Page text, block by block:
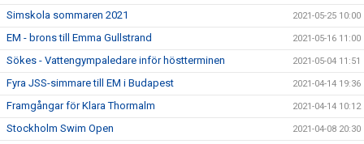
Simskola sommaren 2021 2021-05-25 10:00
EM - brons till Emma Gullstrand 2021-05-16 11:00
Sökes - Vattengympaledare inför höstterminen 2021-05-04 11:51
Fyra JSS-simmare till EM i Budapest 2021-04-14 19:36
Framgångar för Klara Thormalm 2021-04-14 10:12
Stockholm Swim Open 2021-04-08 20:30